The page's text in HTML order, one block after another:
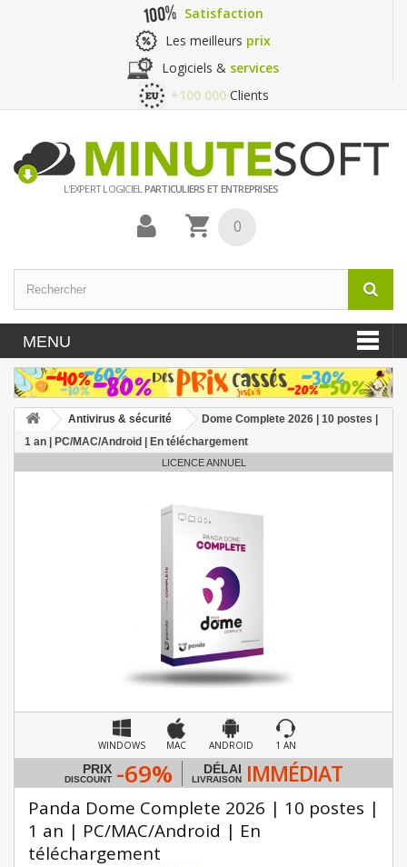
Satisfaction
Les meilleurs prix
Logiciels & services
+100 000 Clients
L'EXPERT LOGICIELPARTICULIERS ET ENTREPRISES
0
MENU
Antivirus & sécurité
Dome Complete 2026 | 10 postes |
1 an | PC/MAC/Android | En téléchargement
LICENCE ANNUEL
WINDOWS MAC ANDROID 1 AN
PRIX
DISCOUNT -69% DÉLAI
LIVRAISON IMMÉDIAT
Panda Dome Complete 2026 | 10 postes |
1 an | PC/MAC/Android | En
téléchargement